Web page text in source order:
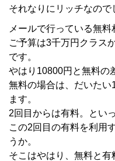
それなりにリッチなので
メールで行っている無料
ご予算は3千万円クラス
です。
やはり10800円と無料の
無料の場合は、だいたい
ます。
2回目からは有料。とい
この2回目の有料を利用
うか。
そこはやはり、無料と有